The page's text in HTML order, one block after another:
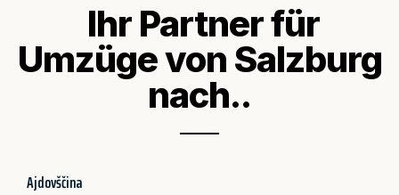
Ihr Partner für
Umzüge von Salzburg
nach..
Ajdovščina